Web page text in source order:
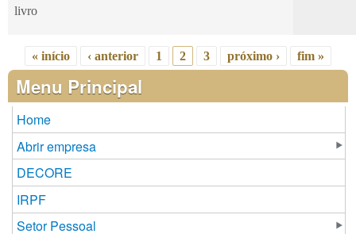
livro
Páginas
« início ‹ anterior 1 2 3 próximo › fim »
Menu Principal
Home
Abrir empresa
DECORE
IRPF
Setor Pessoal